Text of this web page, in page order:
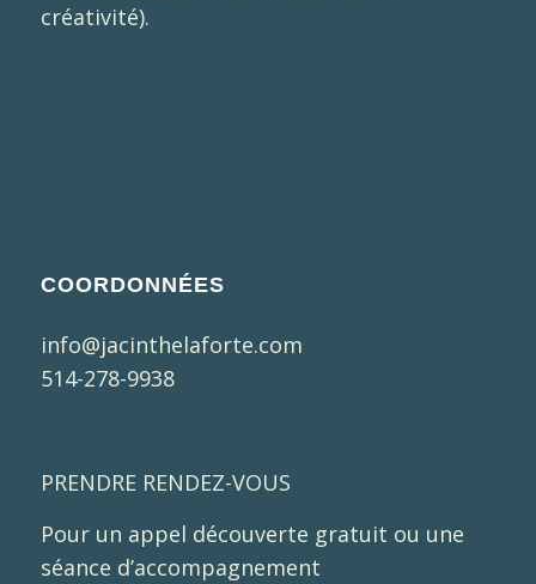
créativité).
COORDONNÉES
info@jacinthelaforte.com
514-278-9938
PRENDRE RENDEZ-VOUS
Pour un appel découverte gratuit ou une
séance d’accompagnement